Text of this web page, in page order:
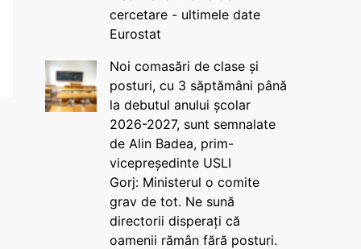
cercetare - ultimele date
Eurostat
Noi comasări de clase și
posturi, cu 3 săptămâni până
la debutul anului școlar
2026-2027, sunt semnalate
de Alin Badea, prim-
vicepreședinte USLI
Gorj: Ministerul o comite
grav de tot. Ne sună
directorii disperați că
oamenii rămân fără posturi.